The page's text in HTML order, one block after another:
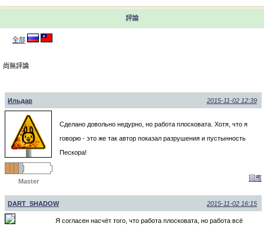
評論
全部
尚無評論
Ильдар 2015-11-02 12:39
Master
Сделано довольно недурно, но работа плосковата. Хотя, что я
говорю - это же так автор показал разрушения и пустынность
Пескора!
回應
DART_SHADOW 2015-11-02 16:15
Я согласен насчёт того, что работа плосковата, но работа всё